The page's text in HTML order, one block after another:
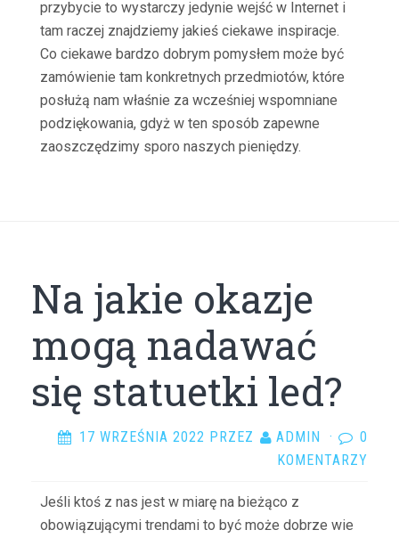
przybycie to wystarczy jedynie wejść w Internet i
tam raczej znajdziemy jakieś ciekawe inspiracje.
Co ciekawe bardzo dobrym pomysłem może być
zamówienie tam konkretnych przedmiotów, które
posłużą nam właśnie za wcześniej wspomniane
podziękowania, gdyż w ten sposób zapewne
zaoszczędzimy sporo naszych pieniędzy.
Na jakie okazje
mogą nadawać
się statuetki led?
17 WRZEŚNIA 2022 PRZEZ ADMIN ·
0
KOMENTARZY
Jeśli ktoś z nas jest w miarę na bieżąco z
obowiązującymi trendami to być może dobrze wie